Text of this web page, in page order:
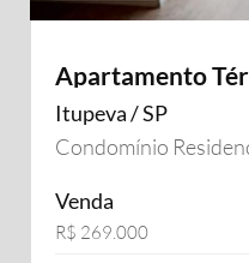
Apartamento
Itupeva / SP
Condomínio
Venda
R$ 269.000